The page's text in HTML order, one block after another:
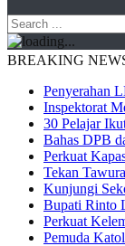
BREAKING
Penyerahan
Inspektorat
30 Pelajar
Bahas DPB
Perkuat
Tekan
Kunjungi
Bupati Rinto
Perkuat
Pemuda